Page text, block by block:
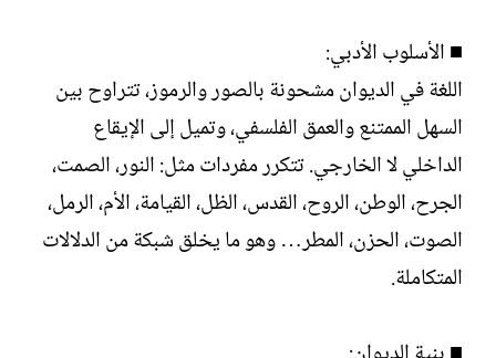
■ الأسلوب الأدبي:
اللغة في الديوان مشحونة بالصور والرموز، تتراوح بين
السهل الممتنع والعمق الفلسفي، وتميل إلى الإيقاع
الداخلي لا الخارجي. تتكرر مفردات مثل: النور، الصمت،
الجرح، الوطن، الروح، القدس، الظل، القيامة، الأم، الرمل،
الصوت، الحزن، المطر… وهو ما يخلق شبكة من الدلالات
المتكاملة.